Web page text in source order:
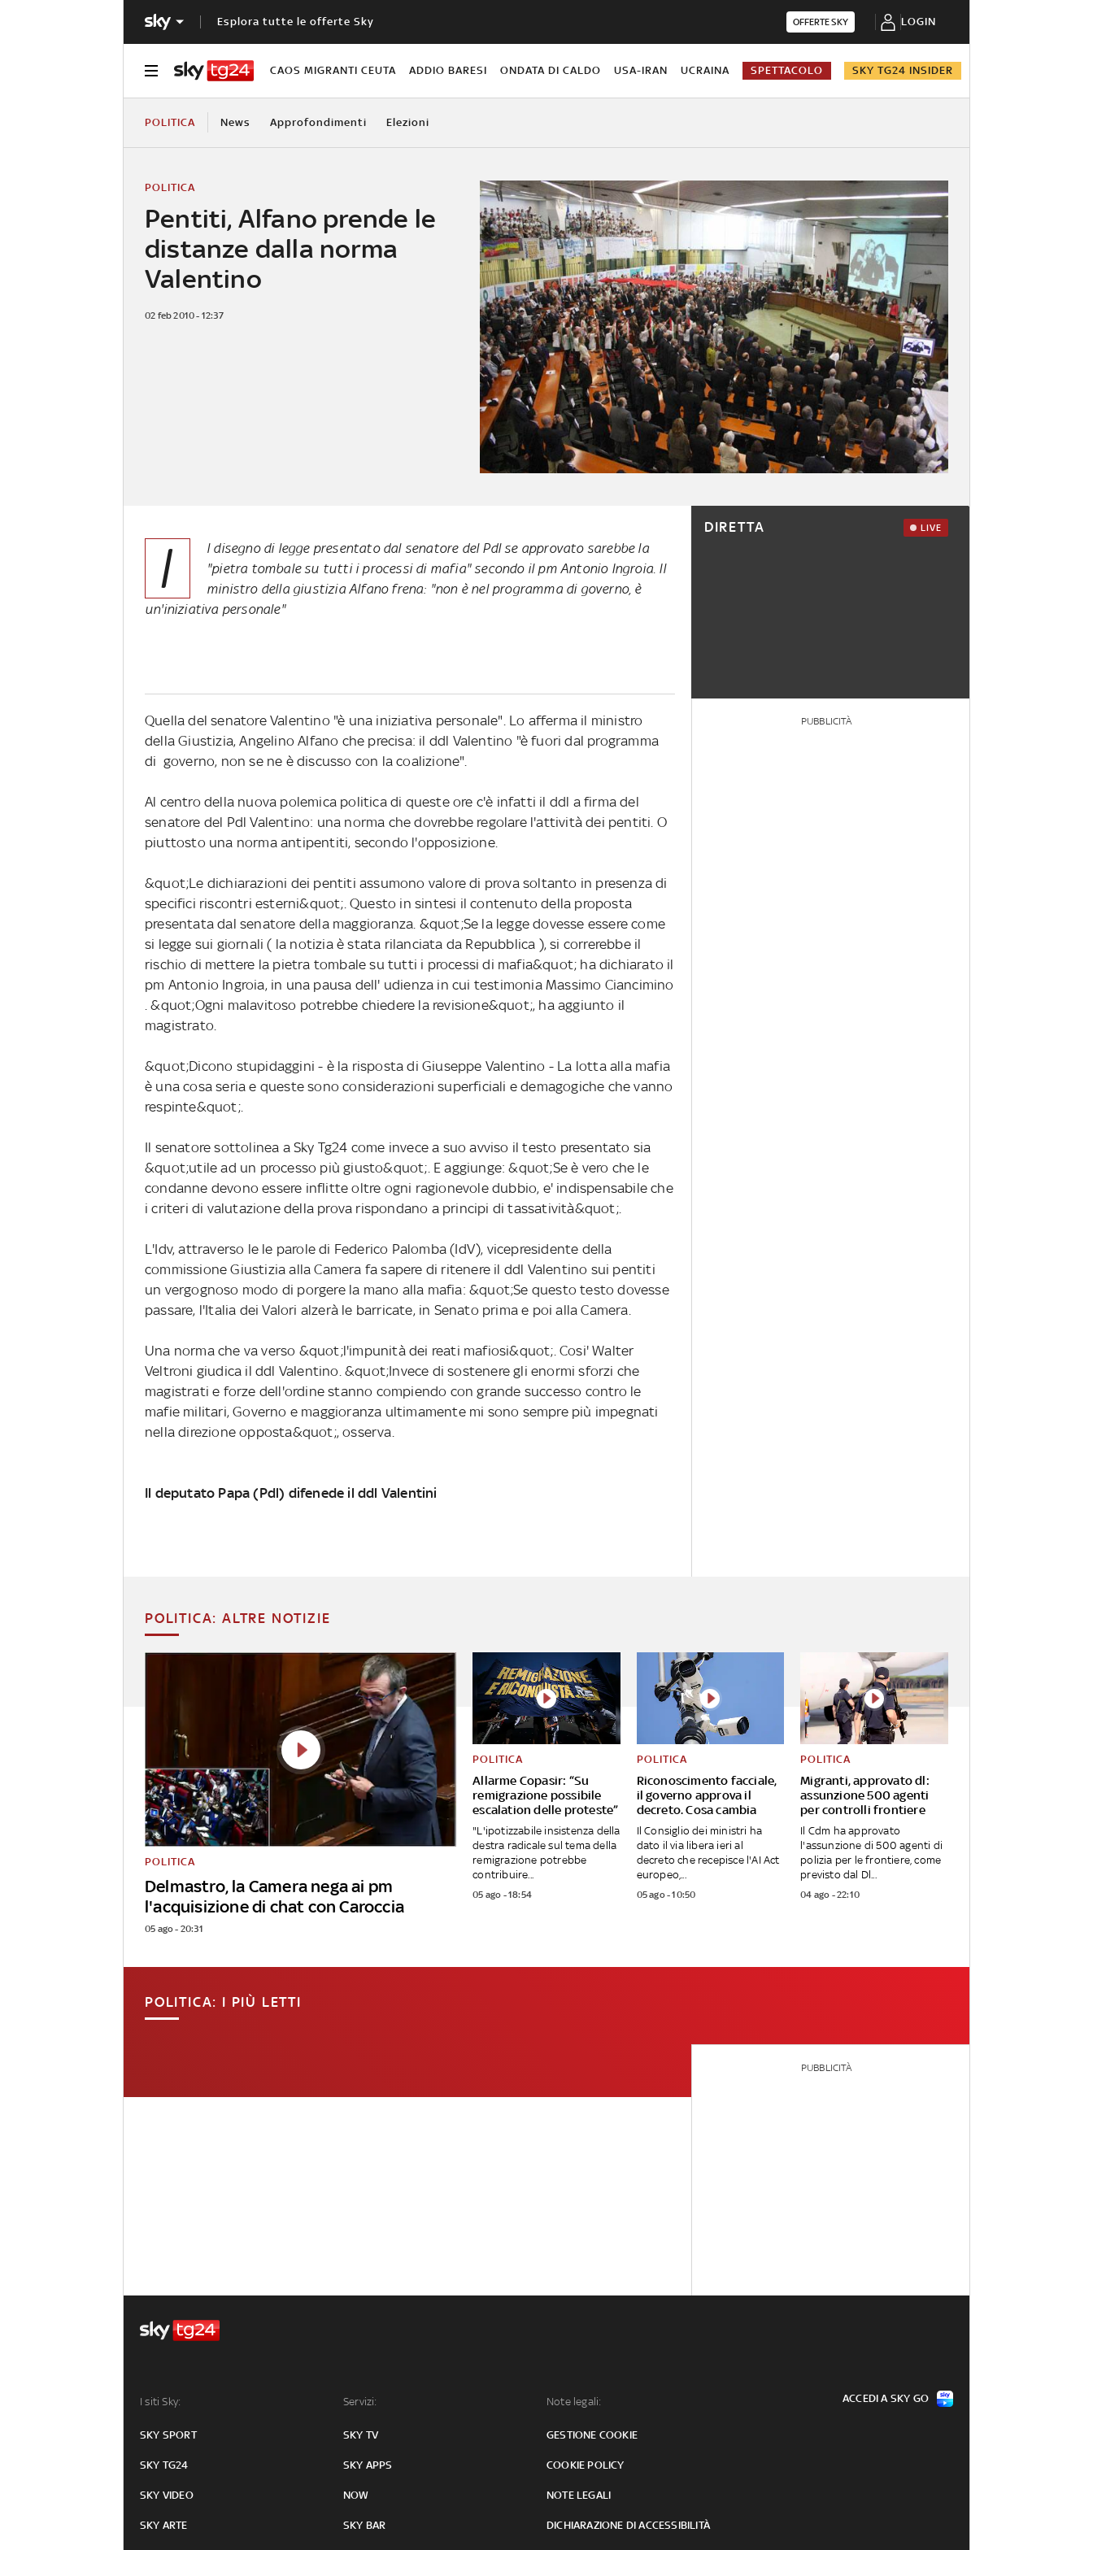
Esplora tutte le offerte Sky OFFERTE SKY LOGIN
CAOS MIGRANTI CEUTA ADDIO BARESI ONDATA DI CALDO USA-IRAN UCRAINA SPETTACOLO SKY TG24 INSIDER
POLITICA News Approfondimenti Elezioni
Pentiti, Alfano prende le
distanze dalla norma
Valentino
POLITICA
02 feb 2010 - 12:37
I
l disegno di legge presentato dal senatore del Pdl se approvato sarebbe la
"pietra tombale su tutti i processi di mafia" secondo il pm Antonio Ingroia. Il
ministro della giustizia Alfano frena: "non è nel programma di governo, è
un'iniziativa personale"
Quella del senatore Valentino "è una iniziativa personale". Lo afferma il ministro
della Giustizia, Angelino Alfano che precisa: il ddl Valentino "è fuori dal programma
di governo, non se ne è discusso con la coalizione".
Al centro della nuova polemica politica di queste ore c'è infatti il ddl a firma del
senatore del Pdl Valentino: una norma che dovrebbe regolare l'attività dei pentiti. O
piuttosto una norma antipentiti, secondo l'opposizione.
&quot;Le dichiarazioni dei pentiti assumono valore di prova soltanto in presenza di
specifici riscontri esterni&quot;. Questo in sintesi il contenuto della proposta
presentata dal senatore della maggioranza. &quot;Se la legge dovesse essere come
si legge sui giornali ( la notizia è stata rilanciata da Repubblica ), si correrebbe il
rischio di mettere la pietra tombale su tutti i processi di mafia&quot; ha dichiarato il
pm Antonio Ingroia, in una pausa dell' udienza in cui testimonia Massimo Ciancimino
. &quot;Ogni malavitoso potrebbe chiedere la revisione&quot;, ha aggiunto il
magistrato.
&quot;Dicono stupidaggini - è la risposta di Giuseppe Valentino - La lotta alla mafia
è una cosa seria e queste sono considerazioni superficiali e demagogiche che vanno
respinte&quot;.
Il senatore sottolinea a Sky Tg24 come invece a suo avviso il testo presentato sia
&quot;utile ad un processo più giusto&quot;. E aggiunge: &quot;Se è vero che le
condanne devono essere inflitte oltre ogni ragionevole dubbio, e' indispensabile che
i criteri di valutazione della prova rispondano a principi di tassatività&quot;.
L'Idv, attraverso le le parole di Federico Palomba (IdV), vicepresidente della
commissione Giustizia alla Camera fa sapere di ritenere il ddl Valentino sui pentiti
un vergognoso modo di porgere la mano alla mafia: &quot;Se questo testo dovesse
passare, l'Italia dei Valori alzerà le barricate, in Senato prima e poi alla Camera.
Una norma che va verso &quot;l'impunità dei reati mafiosi&quot;. Cosi' Walter
Veltroni giudica il ddl Valentino. &quot;Invece di sostenere gli enormi sforzi che
magistrati e forze dell'ordine stanno compiendo con grande successo contro le
mafie militari, Governo e maggioranza ultimamente mi sono sempre più impegnati
nella direzione opposta&quot;, osserva.
Il deputato Papa (Pdl) difenede il ddl Valentini
DIRETTA LIVE
PUBBLICITÀ
POLITICA: ALTRE NOTIZIE
Delmastro, la Camera nega ai pm
l'acquisizione di chat con Caroccia
POLITICA
05 ago - 20:31
Allarme Copasir: “Su
remigrazione possibile
escalation delle proteste”
POLITICA
"L'ipotizzabile insistenza della
destra radicale sul tema della
remigrazione potrebbe
contribuire...
05 ago - 18:54
Riconoscimento facciale,
il governo approva il
decreto. Cosa cambia
POLITICA
Il Consiglio dei ministri ha
dato il via libera ieri al
decreto che recepisce l'AI Act
europeo,...
05 ago - 10:50
Migranti, approvato dl:
assunzione 500 agenti
per controlli frontiere
POLITICA
Il Cdm ha approvato
l'assunzione di 500 agenti di
polizia per le frontiere, come
previsto dal Dl...
04 ago - 22:10
POLITICA: I PIÙ LETTI
PUBBLICITÀ
I siti Sky:
SKY SPORT
SKY TG24
SKY VIDEO
SKY ARTE
Servizi:
SKY TV
SKY APPS
NOW
SKY BAR
Note legali:
GESTIONE COOKIE
COOKIE POLICY
NOTE LEGALI
DICHIARAZIONE DI ACCESSIBILITÀ
ACCEDI A SKY GO